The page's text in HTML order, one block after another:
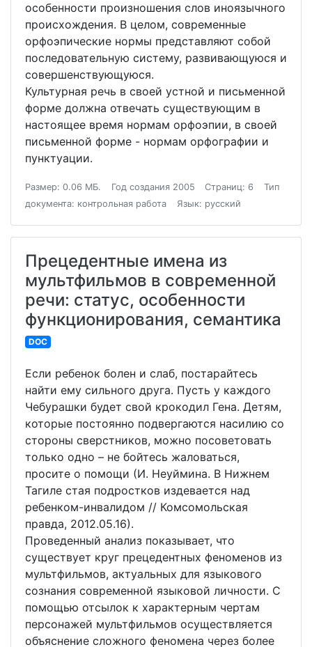
особенности произношения слов иноязычного
происхождения. В целом, современные
орфоэпические нормы представляют собой
последовательную систему, развивающуюся и
совершенствующуюся.
Культурная речь в своей устной и письменной
форме должна отвечать существующим в
настоящее время нормам орфоэпии, в своей
письменной форме - нормам орфографии и
пунктуации.
Размер: 0.06 МБ. Год создания 2005 Страниц: 6
Тип
документа: контрольная работа
Язык: русский
Прецедентные имена из
мультфильмов в современной
речи: статус, особенности
функционирования, семантика
DOC
Если ребенок болен и слаб, постарайтесь
найти ему сильного друга. Пусть у каждого
Чебурашки будет свой крокодил Гена. Детям,
которые постоянно подвергаются насилию со
стороны сверстников, можно посоветовать
только одно – не бойтесь жаловаться,
просите о помощи (И. Неуймина. В Нижнем
Тагиле стая подростков издевается над
ребенком-инвалидом // Комсомольская
правда, 2012.05.16).
Проведенный анализ показывает, что
существует круг прецедентных феноменов из
мультфильмов, актуальных для языкового
сознания современной языковой личности. С
помощью отсылок к характерным чертам
персонажей мультфильмов осуществляется
объяснение сложного феномена через более